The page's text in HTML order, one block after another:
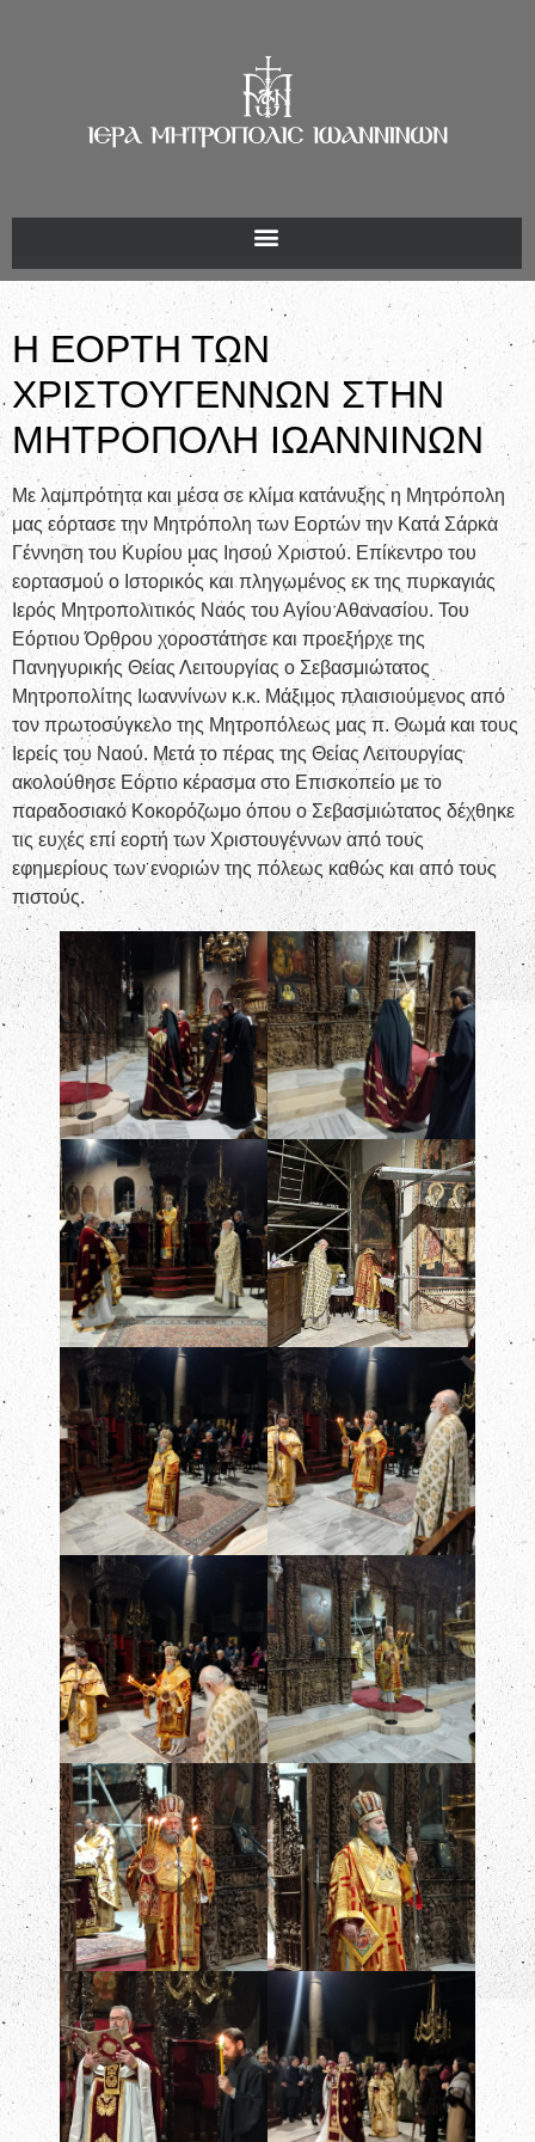
Η ΕΟΡΤΗ ΤΩΝ
ΧΡΙΣΤΟΥΓΕΝΝΩΝ ΣΤΗΝ
ΜΗΤΡΟΠΟΛΗ ΙΩΑΝΝΙΝΩΝ
Με λαμπρότητα και μέσα σε κλίμα κατάνυξης η Μητρόπολη
μας εόρτασε την Μητρόπολη των Εορτών την Κατά Σάρκα
Γέννηση του Κυρίου μας Ιησού Χριστού. Επίκεντρο του
εορτασμού ο Ιστορικός και πληγωμένος εκ της πυρκαγιάς
Ιερός Μητροπολιτικός Ναός του Αγίου Αθανασίου. Του
Εόρτιου Όρθρου χοροστάτησε και προεξήρχε της
Πανηγυρικής Θείας Λειτουργίας ο Σεβασμιώτατος
Μητροπολίτης Ιωαννίνων κ.κ. Μάξιμος πλαισιούμενος από
τον πρωτοσύγκελο της Μητροπόλεως μας π. Θωμά και τους
Ιερείς του Ναού. Μετά το πέρας της Θείας Λειτουργίας
ακολούθησε Εόρτιο κέρασμα στο Επισκοπείο με το
παραδοσιακό Κοκορόζωμο όπου ο Σεβασμιώτατος δέχθηκε
τις ευχές επί εορτή των Χριστουγέννων από τους
εφημερίους των ενοριών της πόλεως καθώς και από τους
πιστούς.